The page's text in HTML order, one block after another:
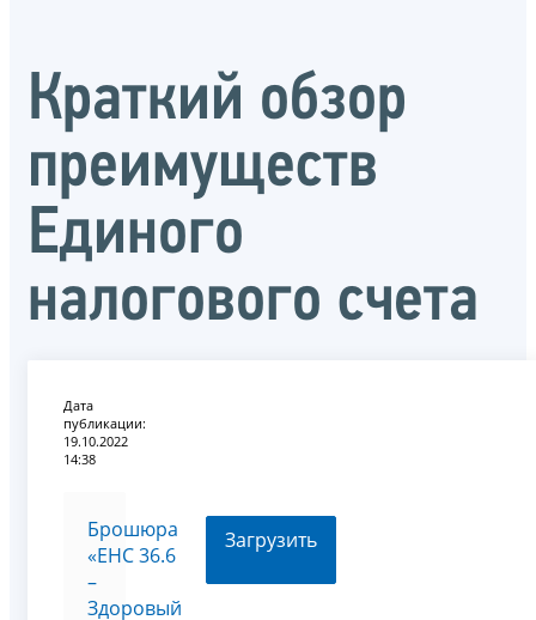
Краткий обзор
преимуществ
Единого
налогового счета
Дата
публикации:
19.10.2022
14:38
Брошюра
«ЕНС 36.6
–
Здоровый
Загрузить